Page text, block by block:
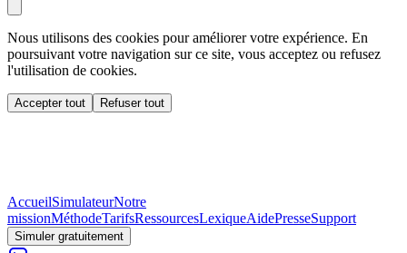
Nous utilisons des cookies pour améliorer votre expérience. En
poursuivant votre navigation sur ce site, vous acceptez ou refusez
l'utilisation de cookies.
Accepter tout Refuser tout
AccueilSimulateurNotre
missionMéthodeTarifsRessourcesLexiqueAidePresseSupport
Simuler gratuitement